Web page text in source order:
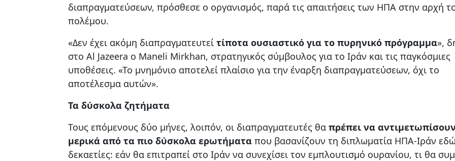
διαπραγματεύσεων, πρόσθεσε ο οργανισμός, παρά τις απαιτήσεις των ΗΠΑ στην αρχή
πολέμου.
«Δεν έχει ακόμη διαπραγματευτεί τίποτα ουσιαστικό για το πυρηνικό πρόγραμμα»,
στο Al Jazeera ο Maneli Mirkhan, στρατηγικός σύμβουλος για το Ιράν και τις παγκόσμιες
υποθέσεις. «Το μνημόνιο αποτελεί πλαίσιο για την έναρξη διαπραγματεύσεων, όχι το
αποτέλεσμα αυτών».
Τα δύσκολα ζητήματα
Τους επόμενους δύο μήνες, λοιπόν, οι διαπραγματευτές θα πρέπει να
μερικά από τα πιο δύσκολα ερωτήματα που βασανίζουν τη διπλωματία ΗΠΑ-Ιράν
δεκαετίες: εάν θα επιτραπεί στο Ιράν να συνεχίσει τον εμπλουτισμό ουρανίου, τι θα